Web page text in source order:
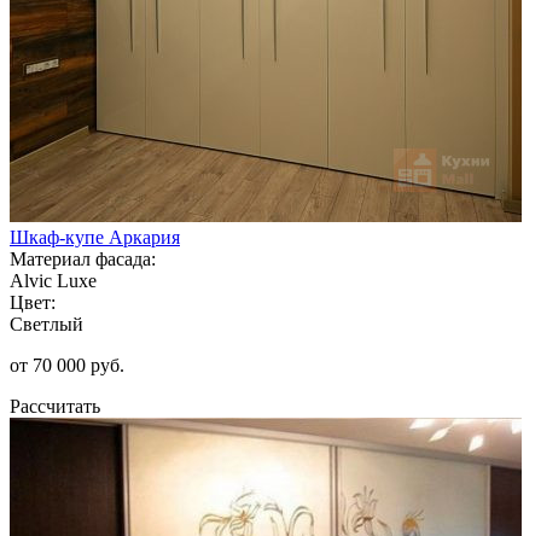
Шкаф-купе Аркария
Материал фасада:
Alvic Luxe
Цвет:
Светлый
от 70 000 руб.
Рассчитать